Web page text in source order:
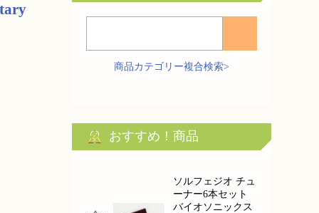
商品カテゴリー複合検索>
おすすめ！商品
ソルフェジオ チュ
ーナー6本セット
バイオソニックス